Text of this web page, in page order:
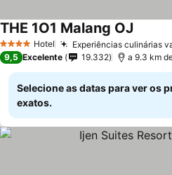
4 EstrelasHotel Experiências culinárias
THE 1O1 Malang OJ
9,5 Excelente 19.332 a 9.3 km
Selecione as datas para ver os
exatos.